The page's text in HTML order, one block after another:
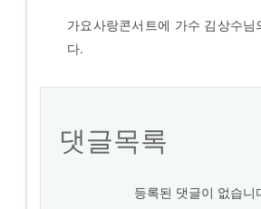
가요사랑콘서트에 가수 김상수님
다.
댓글목록
등록된 댓글이 없습니